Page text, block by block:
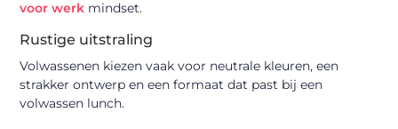
voor werk mindset.
Rustige uitstraling
Volwassenen kiezen vaak voor neutrale kleuren, een
strakker ontwerp en een formaat dat past bij een
volwassen lunch.